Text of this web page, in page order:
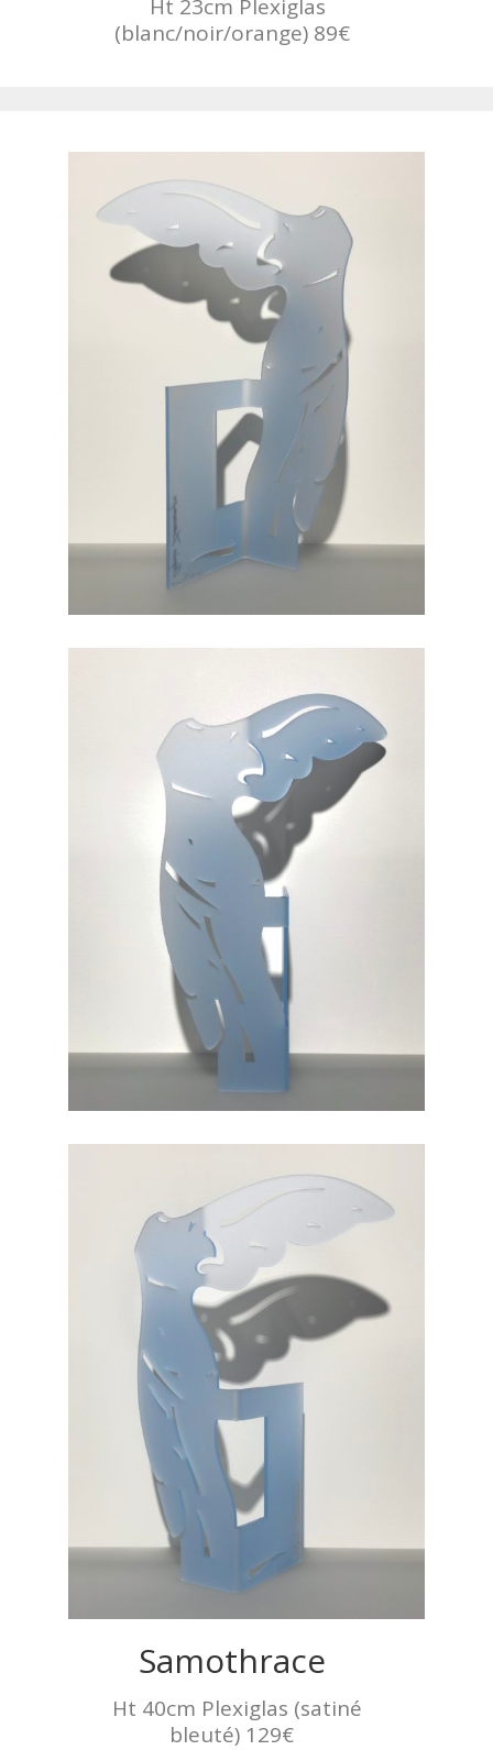
Ht 23cm Plexiglas
(blanc/noir/orange) 89€
Samothrace
Ht 40cm Plexiglas (satiné
bleuté) 129€